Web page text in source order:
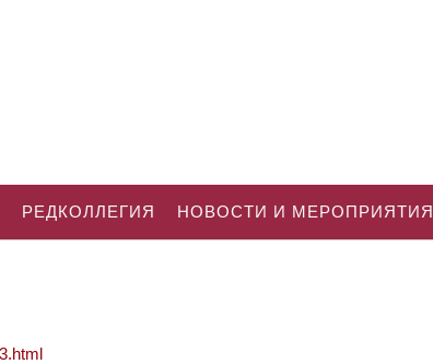
РЕДКОЛЛЕГИЯ НОВОСТИ И МЕРОПРИЯТИЯ